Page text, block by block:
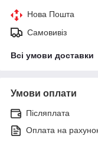
Нова Пошта
Самовивіз
Всі умови доставки
Умови оплати
Післяплата
Оплата на